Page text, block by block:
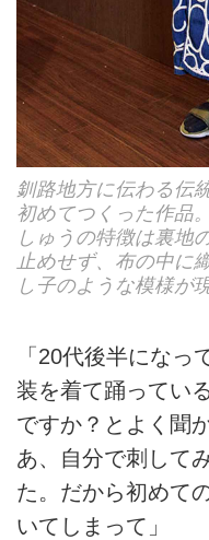
釧路地方に伝わる伝
初めてつくった作品
しゅうの特徴は裏地
止めせず、布の中に
し子のような模様が
「20代後半になっ
装を着て踊ってい
ですか？とよく聞
あ、自分で刺して
た。だから初めて
いてしまって」